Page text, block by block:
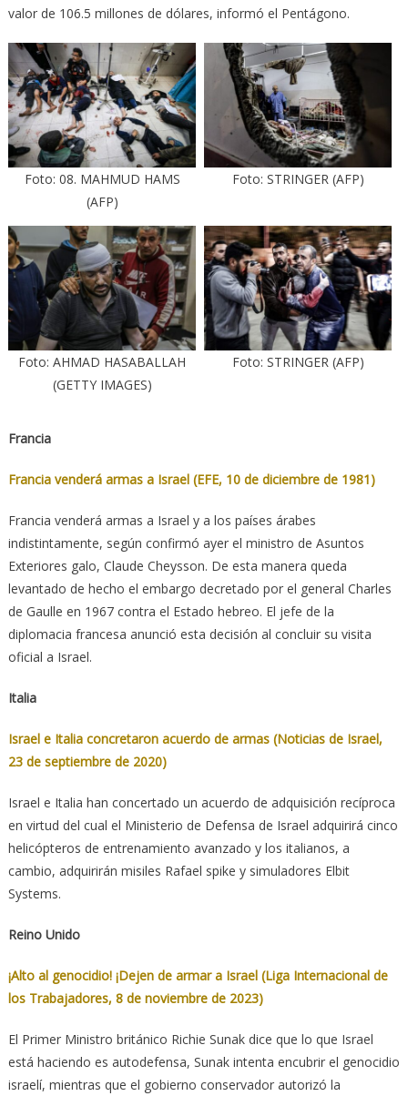
valor de 106.5 millones de dólares, informó el Pentágono.
Foto: 08. MAHMUD HAMS
(AFP)
Foto: STRINGER (AFP)
Foto: AHMAD HASABALLAH
(GETTY IMAGES)
Foto: STRINGER (AFP)
Francia
Francia venderá armas a Israel (EFE, 10 de diciembre de 1981)
Francia venderá armas a Israel y a los países árabes
indistintamente, según confirmó ayer el ministro de Asuntos
Exteriores galo, Claude Cheysson. De esta manera queda
levantado de hecho el embargo decretado por el general Charles
de Gaulle en 1967 contra el Estado hebreo. El jefe de la
diplomacia francesa anunció esta decisión al concluir su visita
oficial a Israel.
Italia
Israel e Italia concretaron acuerdo de armas (Noticias de Israel,
23 de septiembre de 2020)
Israel e Italia han concertado un acuerdo de adquisición recíproca
en virtud del cual el Ministerio de Defensa de Israel adquirirá cinco
helicópteros de entrenamiento avanzado y los italianos, a
cambio, adquirirán misiles Rafael spike y simuladores Elbit
Systems.
Reino Unido
¡Alto al genocidio! ¡Dejen de armar a Israel (Liga Internacional de
los Trabajadores, 8 de noviembre de 2023)
El Primer Ministro británico Richie Sunak dice que lo que Israel
está haciendo es autodefensa, Sunak intenta encubrir el genocidio
israelí, mientras que el gobierno conservador autorizó la